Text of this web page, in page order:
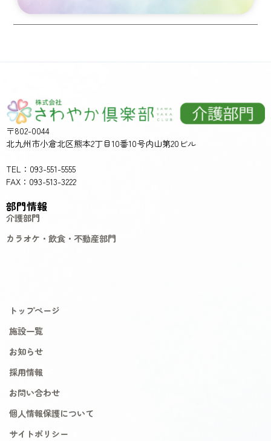
〒802-0044
北九州市小倉北区熊本2丁目10番10号内山第20ビル
TEL：093-551-5555
FAX：093-513-3222
部門情報
介護部門
カラオケ・飲食・不動産部門
トップページ
施設一覧
お知らせ
採用情報
お問い合わせ
個人情報保護について
サイトポリシー